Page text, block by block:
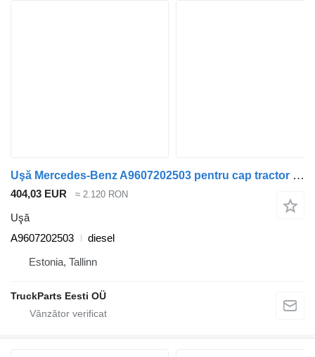
Uşă Mercedes-Benz A9607202503 pentru cap tractor Mercedes-Benz Actros MP4 Antos Arocs (2012-)
404,03 EUR ≈ 2.120 RON
Uşă
A9607202503
diesel
Estonia, Tallinn
TruckParts Eesti OÜ